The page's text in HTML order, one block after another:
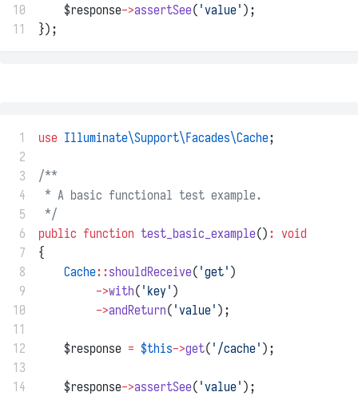
10
    $response
->assertSee( 'value' );
11
});
1 use Illuminate\Support\Facades\Cache;
2
3
/**
4
* A basic functional test example.
5
*/
6
public function test_basic_example() : void
7
{
8
Cache::shouldReceive( 'get' )
9
->with( 'key' )
10
->andReturn( 'value' );
11
12
    $response
= $this->get( '/cache' );
13
14
    $response
->assertSee( 'value' );